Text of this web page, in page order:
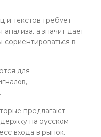
и текстов требует
а значит дает
в
для
предлагают
на русском
входа в рынок.